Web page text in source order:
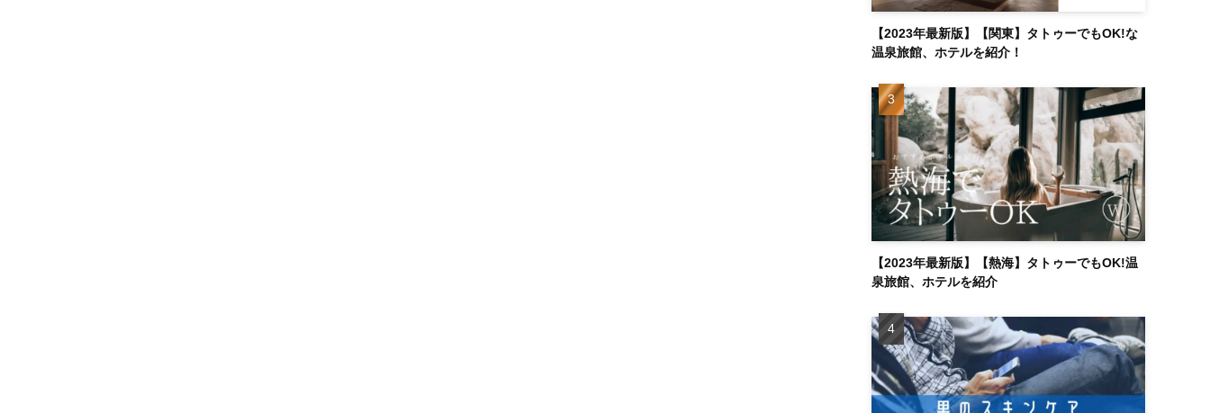
【2023年最新版】【関東】タトゥーでもOK!な
温泉旅館、ホテルを紹介！
【2023年最新版】【熱海】タトゥーでもOK!温
泉旅館、ホテルを紹介